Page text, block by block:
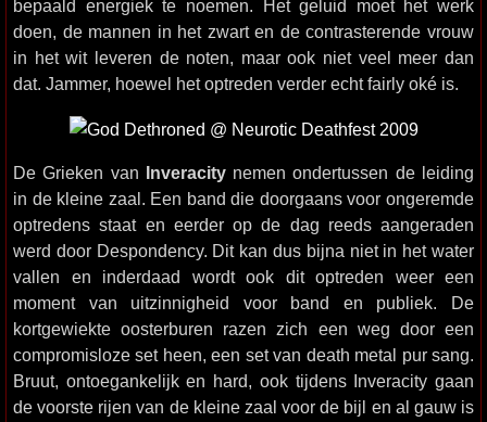
bepaald energiek te noemen. Het geluid moet het werk
doen, de mannen in het zwart en de contrasterende vrouw
in het wit leveren de noten, maar ook niet veel meer dan
dat. Jammer, hoewel het optreden verder echt fairly oké is.
De Grieken van Inveracitynemen ondertussen de leiding
in de kleine zaal. Een band die doorgaans voor ongeremde
optredens staat en eerder op de dag reeds aangeraden
werd door Despondency. Dit kan dus bijna niet in het water
vallen en inderdaad wordt ook dit optreden weer een
moment van uitzinnigheid voor band en publiek. De
kortgewiekte oosterburen razen zich een weg door een
compromisloze set heen, een set van death metal pur sang.
Bruut, ontoegankelijk en hard, ook tijdens Inveracity gaan
de voorste rijen van de kleine zaal voor de bijl en al gauw is